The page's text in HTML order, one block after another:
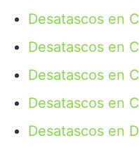
Desatascos en
Desatascos en
Desatascos en
Desatascos en
Desatascos en